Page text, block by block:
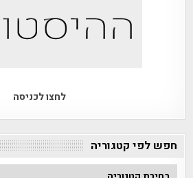
לחצו לכניסה
חפש לפי קטגוריה
חפש